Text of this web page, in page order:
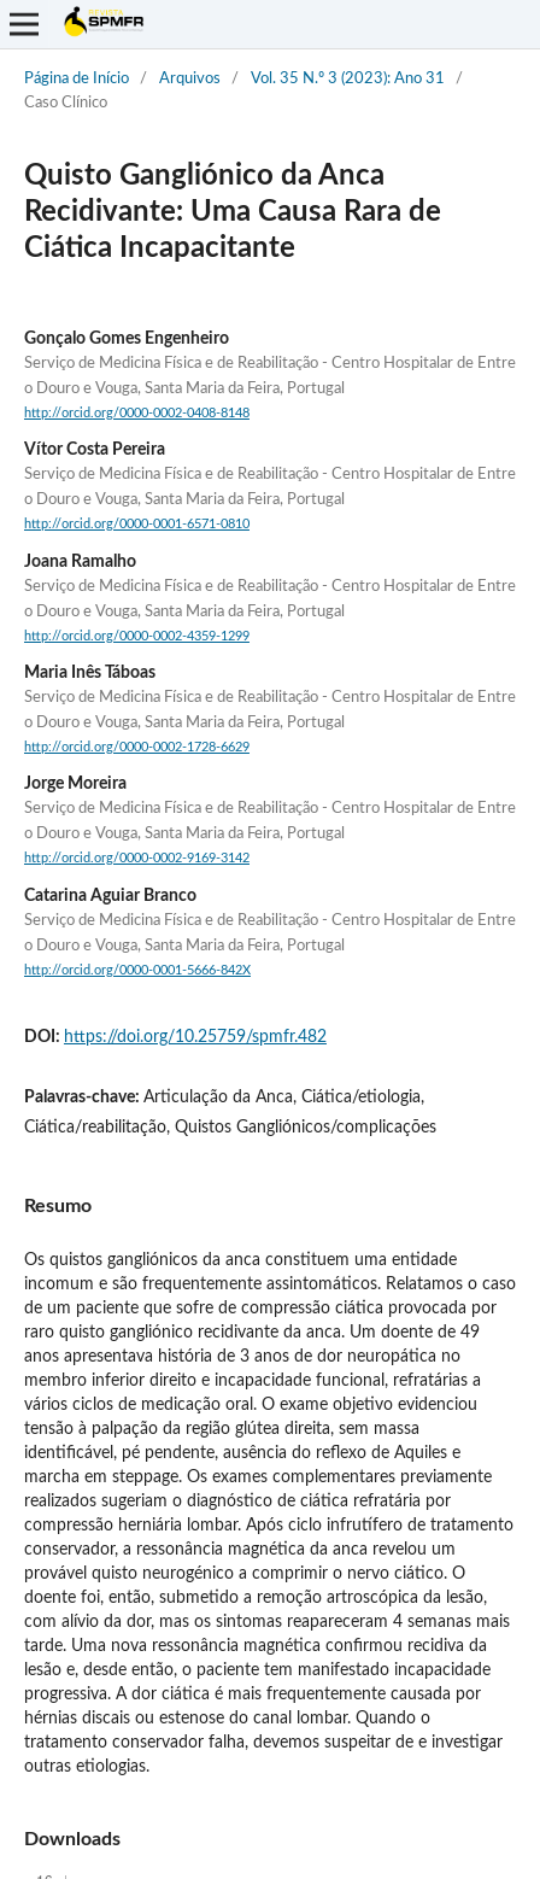
Página de Início / Arquivos / Vol. 35 N.º 3 (2023): Ano 31
/
Caso Clínico
Quisto Gangliónico da Anca
Recidivante: Uma Causa Rara de
Ciática Incapacitante
Gonçalo Gomes Engenheiro
Serviço de Medicina Física e de Reabilitação - Centro Hospitalar de Entre
o Douro e Vouga, Santa Maria da Feira, Portugal
http://orcid.org/0000-0002-0408-8148
Vítor Costa Pereira
Serviço de Medicina Física e de Reabilitação - Centro Hospitalar de Entre
o Douro e Vouga, Santa Maria da Feira, Portugal
http://orcid.org/0000-0001-6571-0810
Joana Ramalho
Serviço de Medicina Física e de Reabilitação - Centro Hospitalar de Entre
o Douro e Vouga, Santa Maria da Feira, Portugal
http://orcid.org/0000-0002-4359-1299
Maria Inês Táboas
Serviço de Medicina Física e de Reabilitação - Centro Hospitalar de Entre
o Douro e Vouga, Santa Maria da Feira, Portugal
http://orcid.org/0000-0002-1728-6629
Jorge Moreira
Serviço de Medicina Física e de Reabilitação - Centro Hospitalar de Entre
o Douro e Vouga, Santa Maria da Feira, Portugal
http://orcid.org/0000-0002-9169-3142
Catarina Aguiar Branco
Serviço de Medicina Física e de Reabilitação - Centro Hospitalar de Entre
o Douro e Vouga, Santa Maria da Feira, Portugal
http://orcid.org/0000-0001-5666-842X
DOI: https://doi.org/10.25759/spmfr.482
Palavras-chave: Articulação da Anca, Ciática/etiologia,
Ciática/reabilitação, Quistos Gangliónicos/complicações
Resumo
Os quistos gangliónicos da anca constituem uma entidade
incomum e são frequentemente assintomáticos. Relatamos o caso
de um paciente que sofre de compressão ciática provocada por
raro quisto gangliónico recidivante da anca. Um doente de 49
anos apresentava história de 3 anos de dor neuropática no
membro inferior direito e incapacidade funcional, refratárias a
vários ciclos de medicação oral. O exame objetivo evidenciou
tensão à palpação da região glútea direita, sem massa
identificável, pé pendente, ausência do reflexo de Aquiles e
marcha em steppage. Os exames complementares previamente
realizados sugeriam o diagnóstico de ciática refratária por
compressão herniária lombar. Após ciclo infrutífero de tratamento
conservador, a ressonância magnética da anca revelou um
provável quisto neurogénico a comprimir o nervo ciático. O
doente foi, então, submetido a remoção artroscópica da lesão,
com alívio da dor, mas os sintomas reapareceram 4 semanas mais
tarde. Uma nova ressonância magnética confirmou recidiva da
lesão e, desde então, o paciente tem manifestado incapacidade
progressiva. A dor ciática é mais frequentemente causada por
hérnias discais ou estenose do canal lombar. Quando o
tratamento conservador falha, devemos suspeitar de e investigar
outras etiologias.
Downloads